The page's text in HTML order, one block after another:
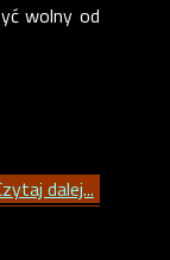
wolny od
dalej...